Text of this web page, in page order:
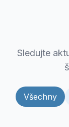
Sledujte
Všechny